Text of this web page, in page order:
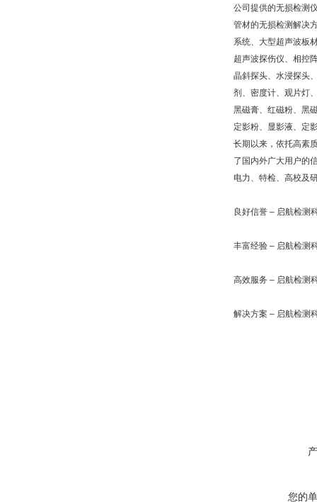
公司提供的无损检测
管材的无损检测解决
系统、大型超声波板
超声波探伤仪、相控
晶斜探头、水浸探头
剂、密度计、观片灯
黑磁膏、红磁粉、黑
定影粉、显影液、定
长期以来，依托高素
了国内外广大用户的
电力、特检、高校及
良好信誉 – 启航检测
丰富经验 – 启航检测
高效服务 – 启航检测
解决方案 – 启航检测
您的